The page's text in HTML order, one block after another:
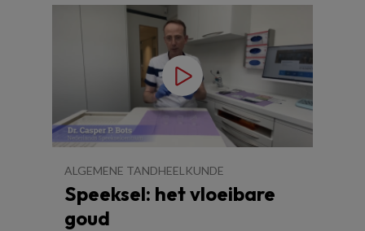
ALGEMENE TANDHEELKUNDE
Speeksel: het vloeibare
goud